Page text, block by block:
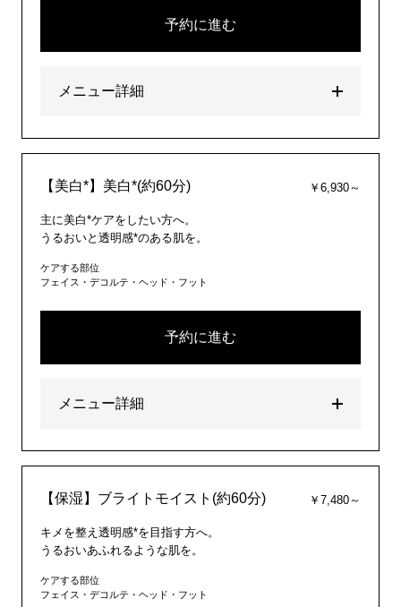
予約に進む
メニュー詳細
【美白*】美白*(約60分) ￥6,930～
主に美白*ケアをしたい方へ。
うるおいと透明感*のある肌を。
ケアする部位
フェイス・デコルテ・ヘッド・フット
予約に進む
メニュー詳細
【保湿】ブライトモイスト(約60分) ￥7,480～
キメを整え透明感*を目指す方へ。
うるおいあふれるような肌を。
ケアする部位
フェイス・デコルテ・ヘッド・フット